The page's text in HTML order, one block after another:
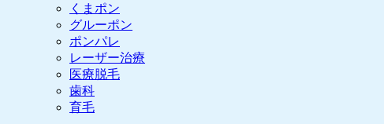
くまポン
グルーポン
ポンパレ
レーザー治療
医療脱毛
歯科
育毛